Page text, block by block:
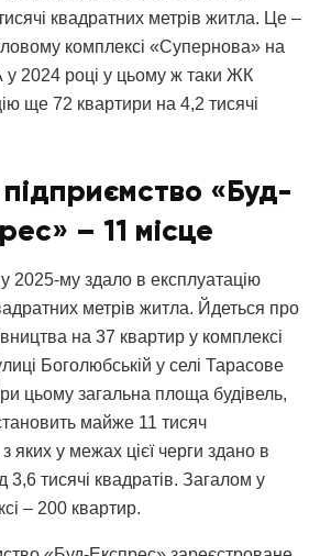
квадратних метрів житла. Це –
комплексі «Супернова» на
у 2024 році у цьому ж таки ЖК
ще 72 квартири на 4,2 тисячі
«Буд-
– 11 місце
2025-му здало в експлуатацію
метрів житла. Йдеться про
на 37 квартир у комплексі
Боголюбській у селі Тарасове
цьому загальна площа будівель,
майже 11 тисяч
яких у межах цієї черги здано в
3,6 тисячі квадратів. Загалом у
– 200 квартир.